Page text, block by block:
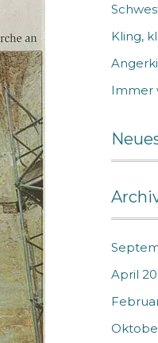
Kling,
Immer
April